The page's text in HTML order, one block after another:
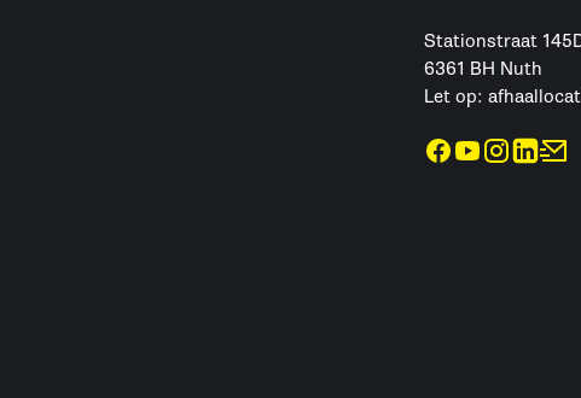
Stationstraat
6361 BH Nuth
Let op: